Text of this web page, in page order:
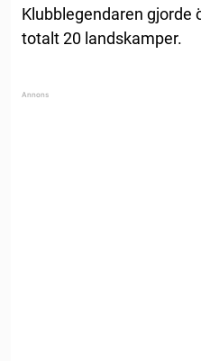
Klubblegendaren gjorde
totalt 20 landskamper.